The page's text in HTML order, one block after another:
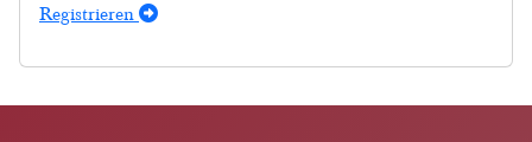
Registrieren